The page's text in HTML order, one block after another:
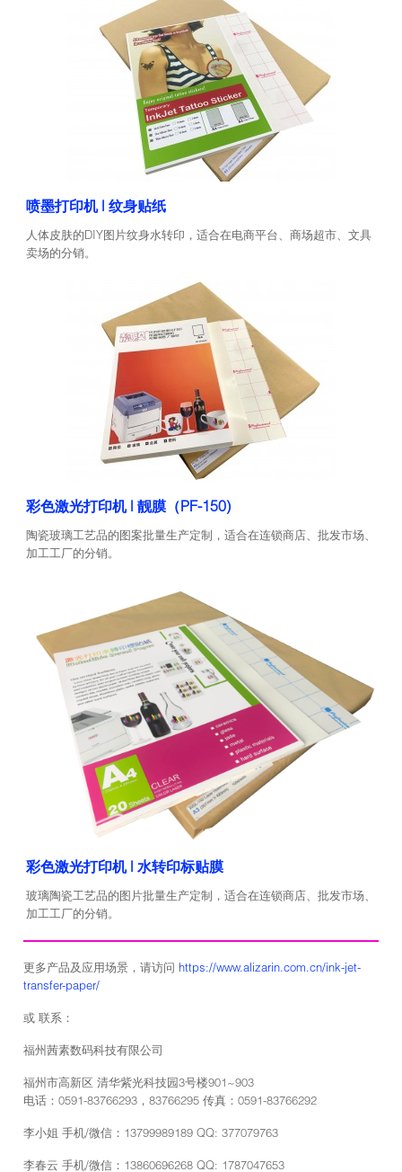
喷墨打印机 | 纹身贴纸
人体皮肤的DIY图片纹身水转印，适合在电商平台、商场超市、文具
卖场的分销。
彩色激光打印机 | 靓膜（PF-150)
陶瓷玻璃工艺品的图案批量生产定制，适合在连锁商店、批发市场、
加工工厂的分销。
彩色激光打印机 | 水转印标贴膜
玻璃陶瓷工艺品的图片批量生产定制，适合在连锁商店、批发市场、
加工工厂的分销。
更多产品及应用场景，请访问 https://www.alizarin.com.cn/ink-jet-
transfer-paper/
或 联系：
福州茜素数码科技有限公司
福州市高新区 清华紫光科技园3号楼901~903
电话：0591-83766293，83766295 传真：0591-83766292
李小姐 手机/微信：13799989189 QQ: 377079763
李春云 手机/微信：13860696268 QQ: 1787047653